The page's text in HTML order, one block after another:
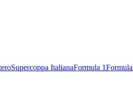
Supercoppa ItalianaFormula 1